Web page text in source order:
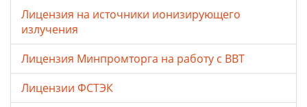
Лицензия на источники ионизирующего
излучения
Лицензия Минпромторга на работу с ВВТ
Лицензии ФСТЭК